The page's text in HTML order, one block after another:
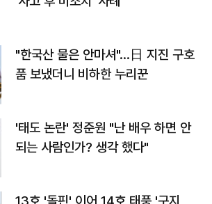
"한국산 물은 안마셔"…日 지진 구호
품 보냈더니 비하한 누리꾼
'태도 논란' 정준원 "난 배우 하면 안
되는 사람인가? 생각 했다"
13호 '돌핀' 이어 14호 태풍 '구지